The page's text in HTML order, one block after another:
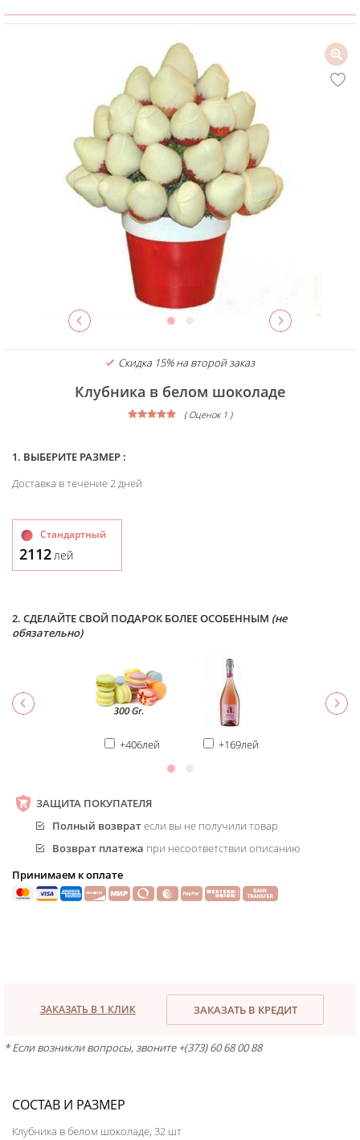
Скидка 15% на второй заказ
Клубника в белом шоколаде
( Оценок 1 )
1. ВЫБЕРИТЕ РАЗМЕР :
Доставка в течение 2 дней
Стандартный
2112лей
2. СДЕЛАЙТЕ СВОЙ ПОДАРОК БОЛЕЕ ОСОБЕННЫМ (не
обязательно)
+406лей +169лей
ЗАЩИТА ПОКУПАТЕЛЯ
Полный возвратесли вы не получили товар
Возврат платежа при несоответствии описанию
Принимаем к оплате
ЗАКАЗАТЬ В 1 КЛИК ЗАКАЗАТЬ В КРЕДИТ
* Если возникли вопросы, звоните +(373) 60 68 00 88
СОСТАВ И РАЗМЕР
Клубника в белом шоколаде, 32 шт